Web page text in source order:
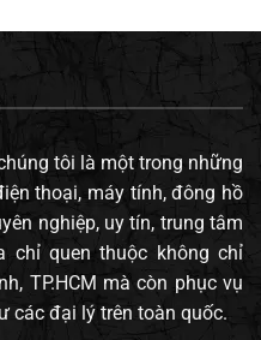
tôi là một trong những
thoại, máy tính, đông hồ
nghiệp, uy tín, trung tâm
chỉ quen thuộc không chỉ
TP.HCM mà còn phục vụ
các đại lý trên toàn quốc.